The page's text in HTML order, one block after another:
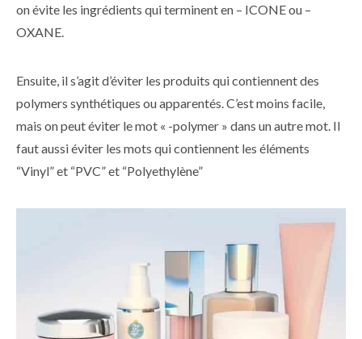
on évite les ingrédients qui terminent en – ICONE ou –
OXANE.
Ensuite, il s’agit d’éviter les produits qui contiennent des
polymers synthétiques ou apparentés. C’est moins facile,
mais on peut éviter le mot « -polymer » dans un autre mot. Il
faut aussi éviter les mots qui contiennent les éléments
“Vinyl” et “PVC” et “Polyethylène”